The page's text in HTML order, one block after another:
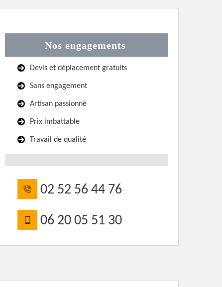
Nos engagements
Devis et déplacement gratuits
Sans engagement
Artisan passionné
Prix imbattable
Travail de qualité
02 52 56 44 76
06 20 05 51 30